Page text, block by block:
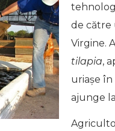
de către
Virgine.
tilapia,
uriașe în
ajunge